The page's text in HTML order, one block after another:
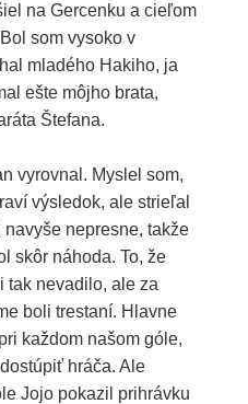
na Gercenku a cieľom
som vysoko v
mladého Hakiho, ja
ešte môjho brata,
Štefana.
vyrovnal. Myslel som,
výsledok, ale strieľal
nepresne, takže
skôr náhoda. To, že
tak nevadilo, ale za
boli trestaní. Hlavne
každom našom góle,
hráča. Ale
Jojo pokazil prihrávku